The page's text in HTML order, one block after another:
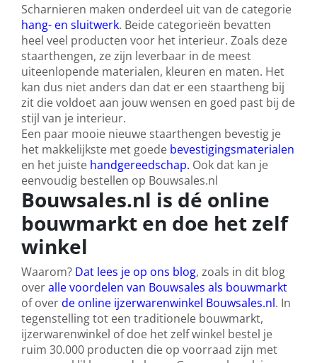
Scharnieren maken onderdeel uit van de categorie
hang- en sluitwerk. Beide categorieën bevatten
heel veel producten voor het interieur. Zoals deze
staarthengen, ze zijn leverbaar in de meest
uiteenlopende materialen, kleuren en maten. Het
kan dus niet anders dan dat er een staartheng bij
zit die voldoet aan jouw wensen en goed past bij de
stijl van je interieur.
Een paar mooie nieuwe staarthengen bevestig je
het makkelijkste met goede bevestigingsmaterialen
en het juiste handgereedschap. Ook dat kan je
eenvoudig bestellen op Bouwsales.nl
Bouwsales.nl is dé online
bouwmarkt en doe het zelf
winkel
Waarom? Dat lees je op ons blog, zoals in dit blog
overalle voordelen van Bouwsales als bouwmarkt
of overde online ijzerwarenwinkel Bouwsales.nl. In
tegenstelling tot een traditionele bouwmarkt,
ijzerwarenwinkel of doe het zelf winkel bestel je
ruim 30.000 producten die op voorraad zijn met